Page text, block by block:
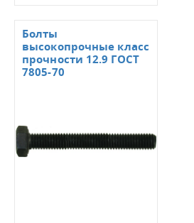
Болты
высокопрочные класс
прочности 12.9 ГОСТ
7805-70